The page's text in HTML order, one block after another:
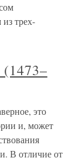
из трех-
это
и, может
В отличие от